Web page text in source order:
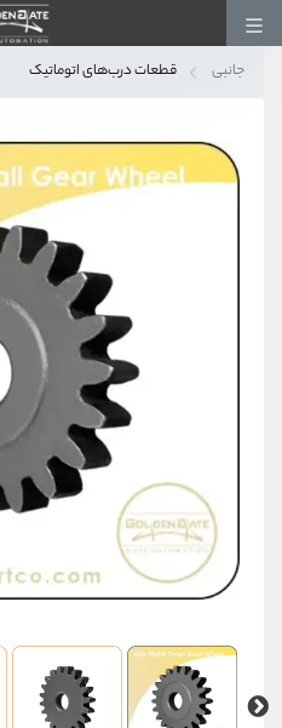
جانبی قطعات درب‌های اتوماتیک